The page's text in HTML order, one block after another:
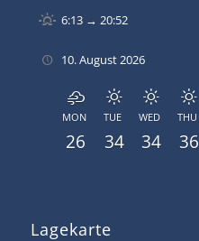
6:13 → 20:52
10. August 2026
MON
26
TUE
34
WED
34
THU
36
Lagekarte